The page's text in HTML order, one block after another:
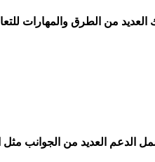
العديد من الطرق والمهارات
العديد من الجوانب مثل